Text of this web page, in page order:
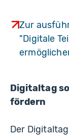
Zur
"Digitale
Digitaltag
fördern
Der